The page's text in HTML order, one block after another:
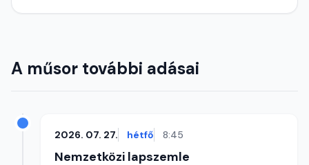
A műsor további adásai
2026. 07. 27. hétfő 8:45
Nemzetközi lapszemle